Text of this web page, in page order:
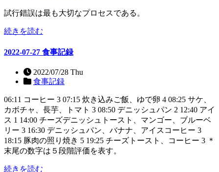
試行錯誤は最も大切なプロセスである。
続きを読む
2022-07-27 食事記録
2022/07/28 Thu
食事記録
06:11 コーヒー 3 07:15 炊き込みご飯、ゆで卵 4 08:25 サケ、
カボチャ、長芋、トマト 3 08:50 デニッシュパン 2 12:40 アイ
ス 1 14:00 チーズデニッシュトースト、マンゴー、ブルーベ
リー 3 16:30 デニッシュパン、バナナ、アイスコーヒー 3
18:15 豚肉の照り焼き 5 19:25 チーズトースト、コーヒー 3 ＊
末尾の数字は５段階評価を表す。
続きを読む